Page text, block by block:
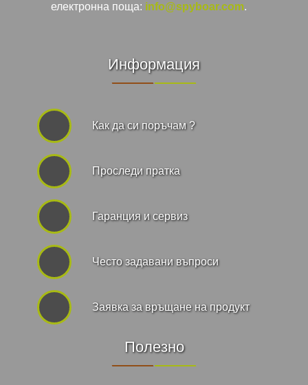
електронна поща: info@spyboar.com.
Информация
Как да си поръчам ?
Проследи пратка
Гаранция и сервиз
Често задавани въпроси
Заявка за връщане на продукт
Полезно